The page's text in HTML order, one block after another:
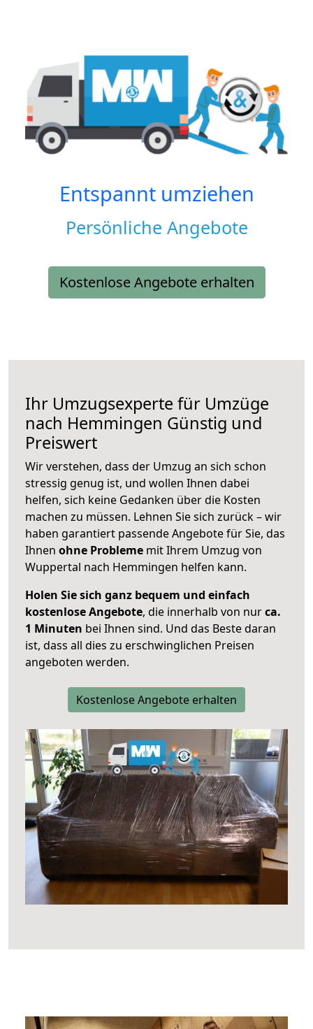
Entspannt umziehen
Persönliche Angebote
Kostenlose Angebote erhalten
Ihr Umzugsexperte für Umzüge
nach Hemmingen Günstig und
Preiswert
Wir verstehen, dass der Umzug an sich schon
stressig genug ist, und wollen Ihnen dabei
helfen, sich keine Gedanken über die Kosten
machen zu müssen. Lehnen Sie sich zurück – wir
haben garantiert passende Angebote für Sie, das
Ihnen ohne Probleme mit Ihrem Umzug von
Wuppertal nach Hemmingen helfen kann.
Holen Sie sich ganz bequem und einfach
kostenlose Angebote, die innerhalb von nurca.
1 Minuten bei Ihnen sind. Und das Beste daran
ist, dass all dies zu erschwinglichen Preisen
angeboten werden.
Kostenlose Angebote erhalten